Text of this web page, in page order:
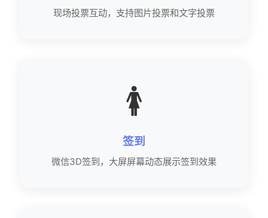
现场投票互动，支持图片投票和文字投票
🚺
签到
微信3D签到，大屏屏幕动态展示签到效果